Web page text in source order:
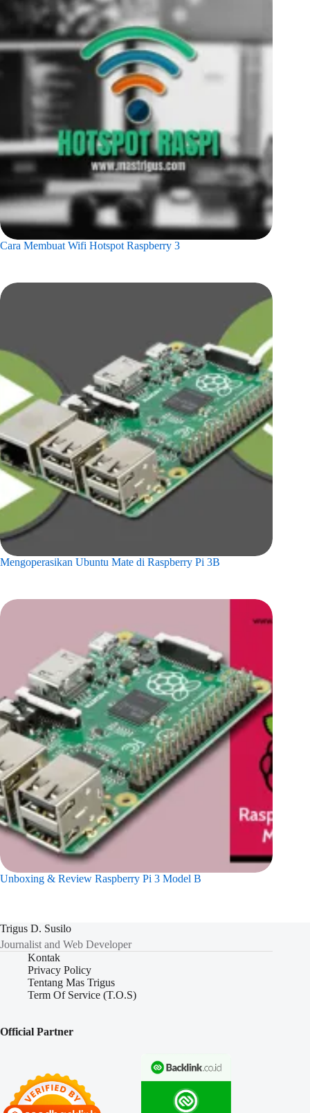
Cara Membuat Wifi Hotspot Raspberry 3
Mengoperasikan Ubuntu Mate di Raspberry Pi 3B
Unboxing & Review Raspberry Pi 3 Model B
Trigus D. Susilo
Journalist and Web Developer
Kontak
Privacy Policy
Tentang Mas Trigus
Term Of Service (T.O.S)
Official Partner